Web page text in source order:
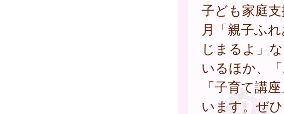
子ども家庭
月「親子ふ
じまるよ」
いるほか、
「子育て講
います。ぜ